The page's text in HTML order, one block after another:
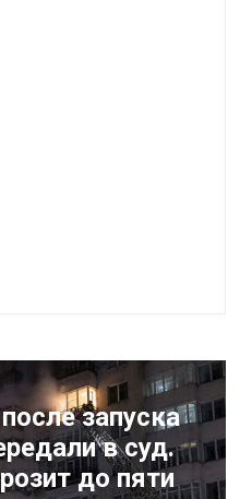
запуска
в суд.
до пяти